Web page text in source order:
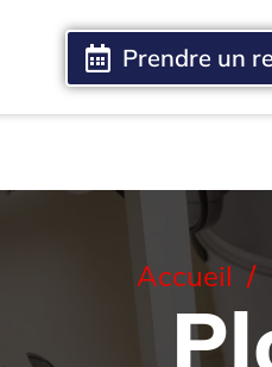
Prendre un
Accueil